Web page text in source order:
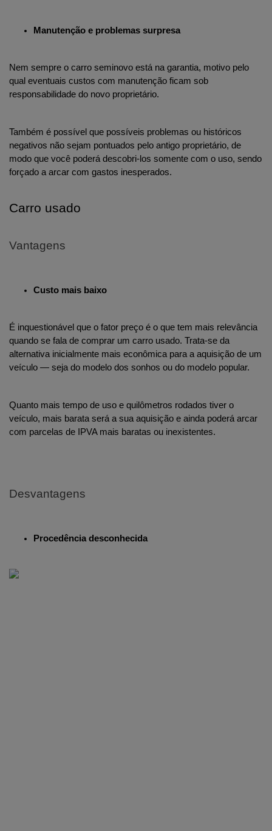
Manutenção e problemas surpresa
Nem sempre o carro seminovo está na garantia, motivo pelo
qual eventuais custos com manutenção ficam sob
responsabilidade do novo proprietário.
Também é possível que possíveis problemas ou históricos
negativos não sejam pontuados pelo antigo proprietário, de
modo que você poderá descobri-los somente com o uso, sendo
forçado a arcar com gastos inesperados.
Carro usado
Vantagens
Custo mais baixo
É inquestionável que o fator preço é o que tem mais relevância
quando se fala de comprar um carro usado. Trata-se da
alternativa inicialmente mais econômica para a aquisição de um
veículo — seja do modelo dos sonhos ou do modelo popular.
Quanto mais tempo de uso e quilômetros rodados tiver o
veículo, mais barata será a sua aquisição e ainda poderá arcar
com parcelas de IPVA mais baratas ou inexistentes.
Desvantagens
Procedência desconhecida